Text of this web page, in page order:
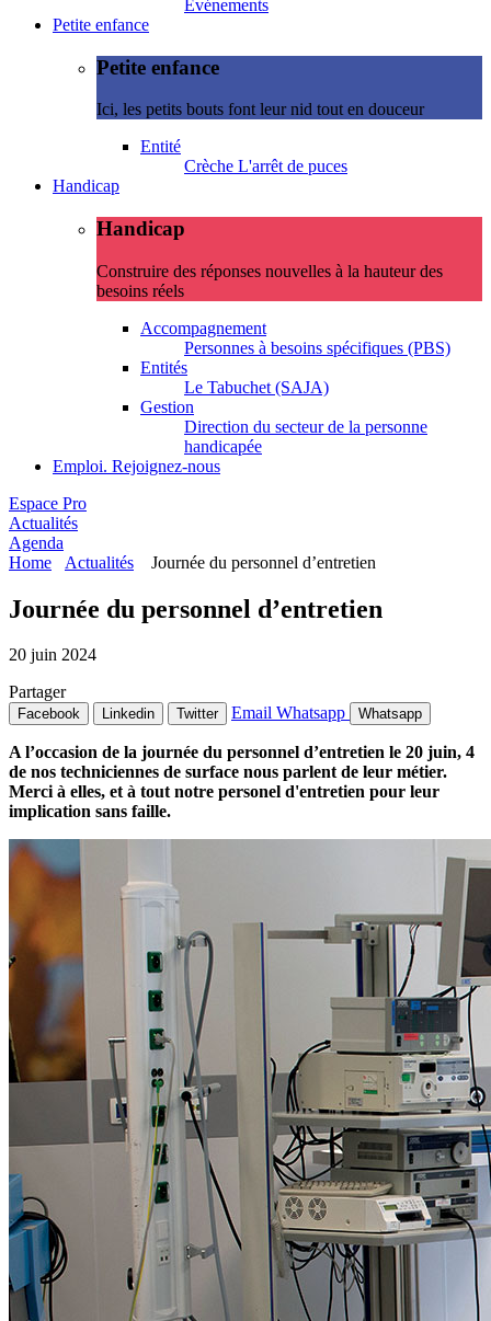
Evénements
Petite enfance
Petite enfance
Ici, les petits bouts font leur nid tout en douceur
Entité
Crèche L'arrêt de puces
Handicap
Handicap
Construire des réponses nouvelles à la hauteur des
besoins réels
Accompagnement
Personnes à besoins spécifiques (PBS)
Entités
Le Tabuchet (SAJA)
Gestion
Direction du secteur de la personne
handicapée
Emploi. Rejoignez-nous
Espace Pro
Actualités
Agenda
Home
Actualités Journée du personnel d’entretien
Journée du personnel d’entretien
20 juin 2024
Partager
Facebook Linkedin Twitter Email Whatsapp Whatsapp
A l’occasion de la journée du personnel d’entretien le 20 juin, 4
de nos techniciennes de surface nous parlent de leur métier.
Merci à elles, et à tout notre personel d'entretien pour leur
implication sans faille.